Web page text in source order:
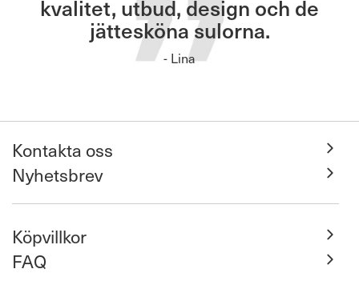
kvalitet, utbud, design och de
jättesköna sulorna.
- Lina
Kontakta oss
Nyhetsbrev
Köpvillkor
FAQ